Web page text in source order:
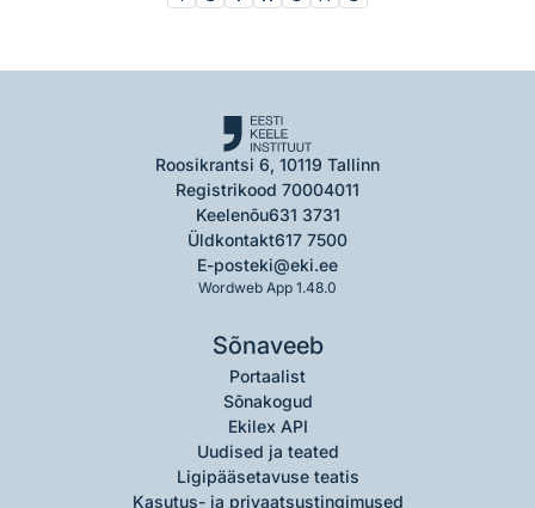
Roosikrantsi 6, 10119 Tallinn
Registrikood 70004011
Keelenõu631 3731
Üldkontakt617 7500
E-posteki@eki.ee
Wordweb App 1.48.0
Sõnaveeb
Portaalist
Sõnakogud
Ekilex API
Uudised ja teated
Ligipääsetavuse teatis
Kasutus- ja privaatsustingimused